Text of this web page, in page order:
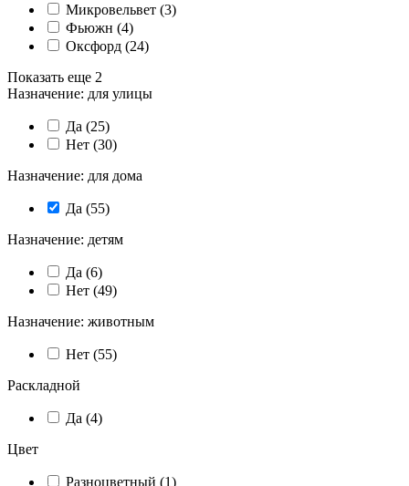
Микровельвет (3)
Фьюжн (4)
Оксфорд (24)
Показать еще 2
Назначение: для улицы
Да (25)
Нет (30)
Назначение: для дома
Да (55)
Назначение: детям
Да (6)
Нет (49)
Назначение: животным
Нет (55)
Раскладной
Да (4)
Цвет
Разноцветный (1)